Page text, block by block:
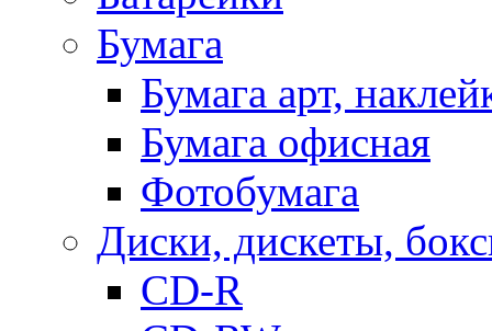
Бумага
Бумага арт,
Бумага офисная
Фотобумага
Диски, дискеты,
CD-R